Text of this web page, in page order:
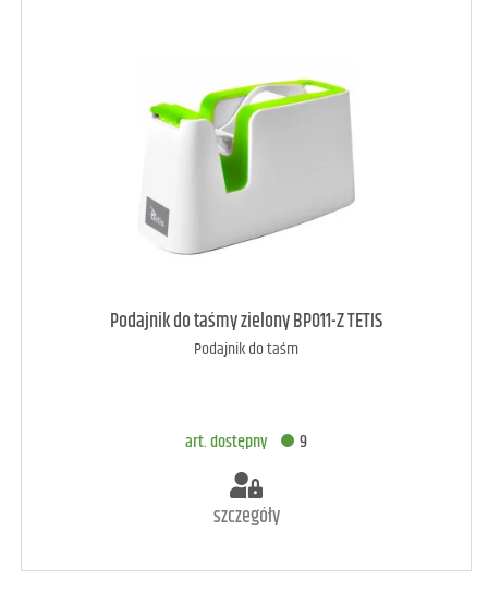
art. raczej dostępny 3
Podajnik do taśmy zielony BP011-Z TETIS
Podajnik do taśm
art. dostępny 9
szczegóły